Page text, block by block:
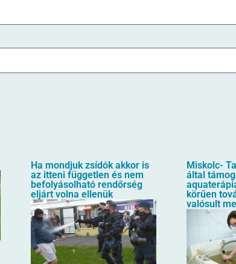
Ha mondjuk zsídók akkor is
az itteni független és nem
befolyásolható rendőrség
eljárt volna ellenük
Miskolc-
által
körűen
valósult